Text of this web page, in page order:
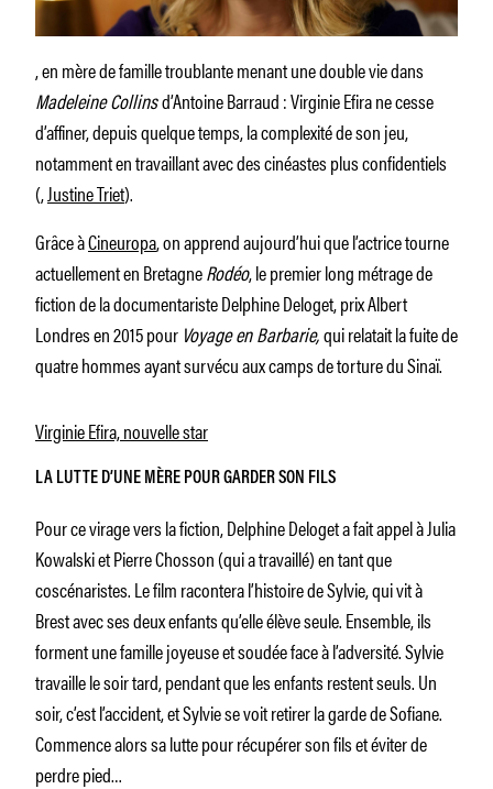
, en mère de famille troublante menant une double vie dans
Madeleine Collinsd’Antoine Barraud : Virginie Efira ne cesse
d’affiner, depuis quelque temps, la complexité de son jeu,
notamment en travaillant avec des cinéastes plus confidentiels
(,Justine Triet).
Grâce àCineuropa, on apprend aujourd’hui que l’actrice tourne
actuellement en BretagneRodéo, le premier long métrage de
fiction de la documentariste Delphine Deloget, prix Albert
Londres en 2015 pour Voyage en Barbarie,qui relatait la fuite de
quatre hommes ayant survécu aux camps de torture du Sinaï.
Virginie Efira, nouvelle star
LA LUTTE D’UNE MÈRE POUR GARDER SON FILS
Pour ce virage vers la fiction, Delphine Deloget a fait appel à Julia
Kowalski et Pierre Chosson (qui a travaillé) en tant que
coscénaristes. Le film racontera l’histoire de Sylvie, qui vit à
Brest avec ses deux enfants qu’elle élève seule. Ensemble, ils
forment une famille joyeuse et soudée face à l’adversité. Sylvie
travaille le soir tard, pendant que les enfants restent seuls. Un
soir, c’est l’accident, et Sylvie se voit retirer la garde de Sofiane.
Commence alors sa lutte pour récupérer son fils et éviter de
perdre pied…